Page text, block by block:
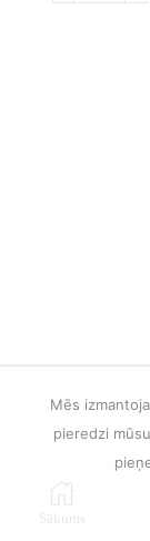
Sākums
Mēs
pieredzi